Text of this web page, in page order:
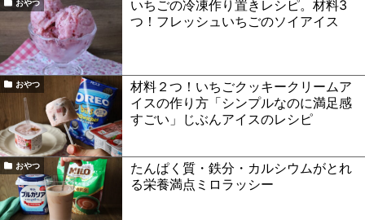
おやつ
いちごの冷凍作り置きレシピ。材料3
つ！フレッシュいちごのソイアイス
おやつ
材料２つ！いちごクッキークリームア
イスの作り方「シンプルなのに満足感
すごい」じぶんアイスのレシピ
おやつ
たんぱく質・鉄分・カルシウムがとれ
る栄養満点ミロラッシー